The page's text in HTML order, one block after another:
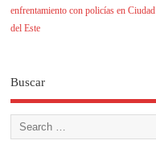
enfrentamiento con policías en Ciudad
del Este
Buscar